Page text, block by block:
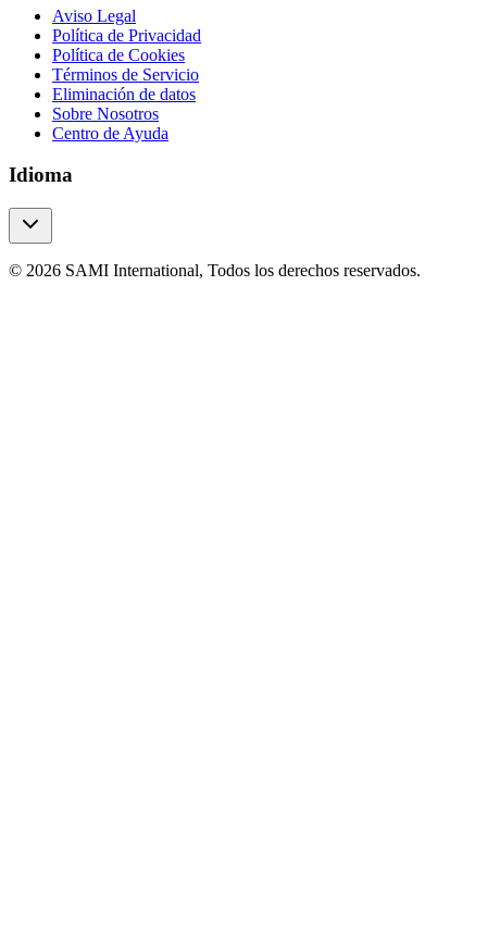
Aviso Legal
Política de Privacidad
Política de Cookies
Términos de Servicio
Eliminación de datos
Sobre Nosotros
Centro de Ayuda
Idioma
© 2026 SAMI International, Todos los derechos reservados.